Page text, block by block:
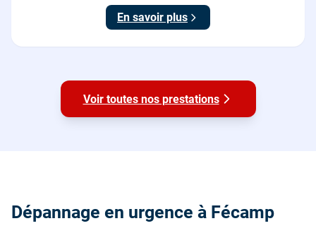
En savoir plus
Voir toutes nos prestations
Dépannage en urgence à Fécamp